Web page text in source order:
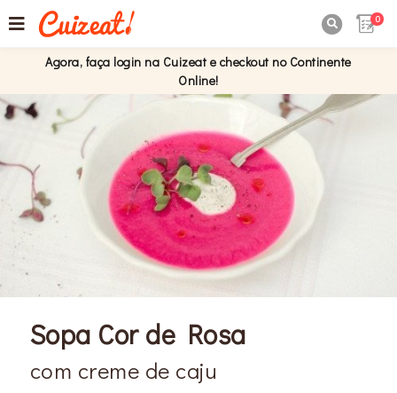
0
Agora, faça login na Cuizeat e checkout no Continente
Online!
Sopa Cor de Rosa
com creme de caju